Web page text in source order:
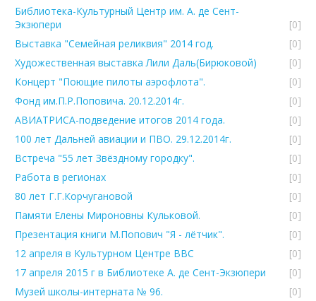
Библиотека-Культурный Центр им. А. де Сент-
Экзюпери
[0]
Выставка "Семейная реликвия" 2014 год.
[0]
Художественная выставка Лили Даль(Бирюковой)
[0]
Концерт "Поющие пилоты аэрофлота".
[0]
Фонд им.П.Р.Поповича. 20.12.2014г.
[0]
АВИАТРИСА-подведение итогов 2014 года.
[0]
100 лет Дальней авиации и ПВО. 29.12.2014г.
[0]
Встреча "55 лет Звёздному городку".
[0]
Работа в регионах
[0]
80 лет Г.Г.Корчугановой
[0]
Памяти Елены Мироновны Кульковой.
[0]
Презентация книги М.Попович "Я - лётчик".
[0]
12 апреля в Культурном Центре ВВС
[0]
17 апреля 2015 г в Библиотеке А. де Сент-Экзюпери
[0]
Музей школы-интерната № 96.
[0]